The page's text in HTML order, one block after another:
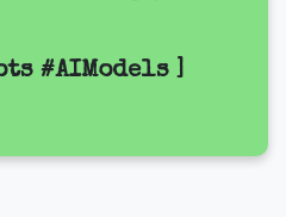
#AIModels ]